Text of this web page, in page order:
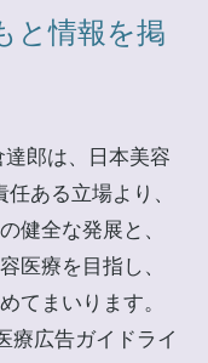
と情報を掲
郎は、日本美容
ある立場より、
健全な発展と、
医療を目指し、
てまいります。
療広告ガイドライ